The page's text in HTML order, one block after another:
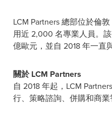
LCM Partners 總部位於倫
用近 2,000 名專業人員。
億歐元，並自 2018 年一直
關於 LCM Partners
自 2018 年起，LCM
行、策略諮詢、併購和商